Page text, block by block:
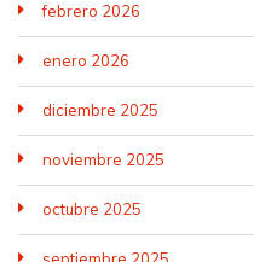
febrero 2026
enero 2026
diciembre 2025
noviembre 2025
octubre 2025